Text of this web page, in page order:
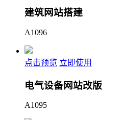
建筑网站搭建
A1096
点击预览 立即使用
电气设备网站改版
A1095